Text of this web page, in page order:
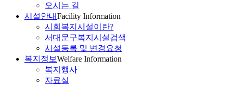
오시는 길
시설안내Facility Information
시회복지시설이란?
서대문구복지시설검색
시설등록 및 변경요청
복지정보Welfare Information
복지행사
자료실